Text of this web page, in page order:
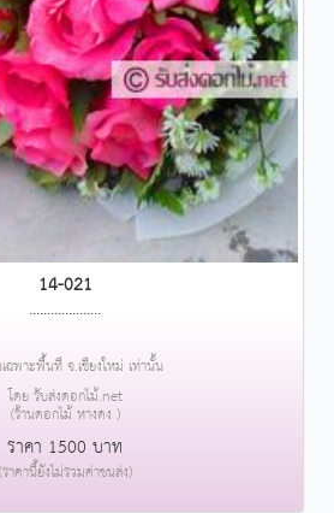
14-021
....................
ฉพาะพื้นที่ จ.เชียงใหม่ เท่านั้น
โดย รับส่งดอกไม้.net
(ร้านดอกไม้ หางดง )
ราคา 1500 บาท
(ราคานี้ยังไม่รวมค่าขนส่ง)